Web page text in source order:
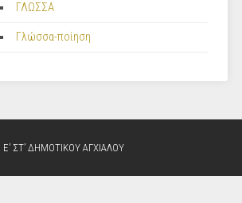
ΓΛΩΣΣΑ
Γλώσσα-ποίηση
Ε’ ΣΤ’ ΔΗΜΟΤΙΚΟΥ ΑΓΧΙΑΛΟΥ